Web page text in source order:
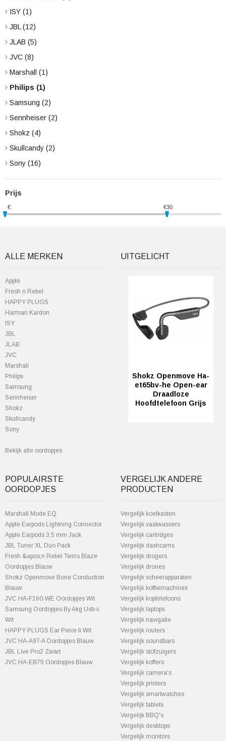
ISY (1)
JBL (12)
JLAB (5)
JVC (8)
Marshall (1)
Philips (1)
Samsung (2)
Sennheiser (2)
Shokz (4)
Skullcandy (2)
Sony (16)
Prijs
€ €30
ALLE MERKEN
Apple
Fresh n Rebel
HAPPY PLUGS
Harman Kardon
ISY
JBL
JLAB
JVC
Marshall
Philips
Samsung
Sennheiser
Shokz
Skullcandy
Sony
Bekijk alle oordopjes
UITGELICHT
Shokz Openmove Ha-
et65bv-he Open-ear
Draadloze
Hoofdtelefoon Grijs
POPULAIRSTE
OORDOPJES
Marshall Mode EQ
Apple Earpods Lightning Connector
Apple Earpods 3,5 mm Jack
JBL Tuner XL Duo Pack
Fresh &apos;n Rebel Twins Blaze
Oordopjes Blauw
Shokz Openmove Bone Conduction
Blauw
JVC HA-F160-WE Oordopjes Wit
Samsung Oordopjes By Akg Usb-c
Wit
HAPPY PLUGS Ear Piece Ii Wit
JVC HA-A9T-A Oordopjes Blauw
JBL Live Pro2 Zwart
JVC HA-EB75 Oordopjes Blauw
VERGELIJK ANDERE
PRODUCTEN
Vergelijk koelkasten
Vergelijk vaatwassers
Vergelijk cartridges
Vergelijk dashcams
Vergelijk drogers
Vergelijk drones
Vergelijk scheerapparaten
Vergelijk koffiemachines
Vergelijk koptelefoons
Vergelijk laptops
Vergelijk navigatie
Vergelijk routers
Vergelijk soundbars
Vergelijk stofzuigers
Vergelijk koffers
Vergelijk camera's
Vergelijk printers
Vergelijk smartwatches
Vergelijk tablets
Vergelijk BBQ's
Vergelijk desktops
Vergelijk monitors